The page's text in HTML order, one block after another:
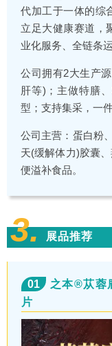
代加工于一体的综
立足大健康赛道，
业化服务、全链条
公司拥有2大生产
肝等)；主做特膳
型；支持集采，一
公司主营：蛋白粉
天(缓解体力)胶囊
便溢补食品。
3. 展品推荐
01
之本®苁蓉
片